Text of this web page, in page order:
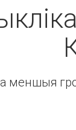
меншыя